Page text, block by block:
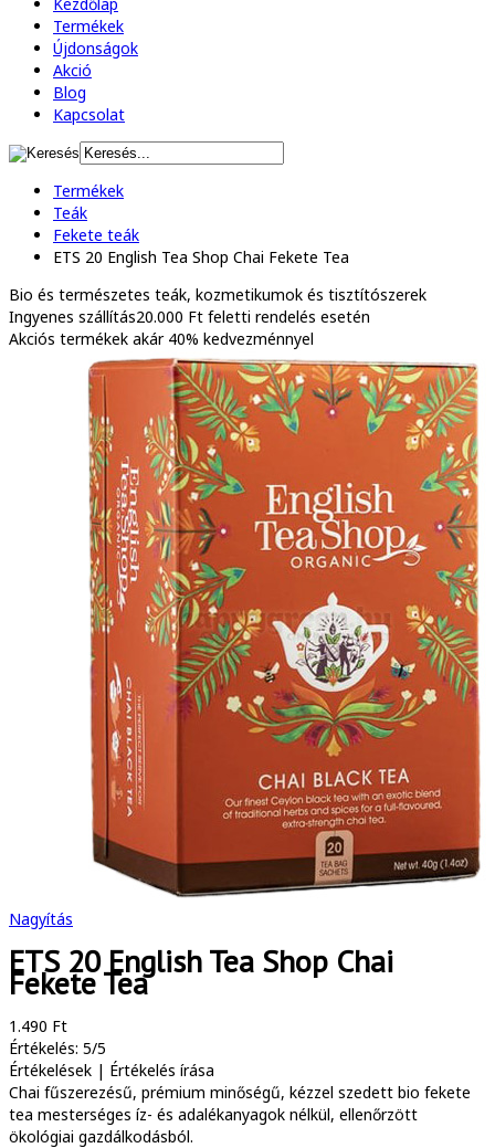
Termékek
Újdonságok
Akció
Blog
Kapcsolat
Termékek
Teák
Fekete teák
ETS 20 English Tea Shop Chai Fekete Tea
Bio és természetes teák, kozmetikumok és tisztítószerek
Ingyenes szállítás20.000 Ft feletti rendelés esetén
Akciós termékek akár 40% kedvezménnyel
Nagyítás
ETS 20 English Tea Shop Chai
Fekete Tea
1.490 Ft
Értékelés: 5/5
Értékelések | Értékelés írása
Chai fűszerezésű, prémium minőségű, kézzel szedett bio fekete
tea mesterséges íz- és adalékanyagok nélkül, ellenőrzött
ökológiai gazdálkodásból.